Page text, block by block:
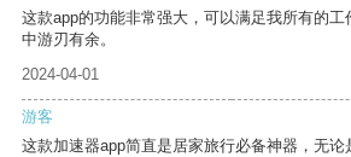
这款app的功能非常强大，可以满足我所有的
中游刃有余。
2024-04-01
游客
这款加速器app简直是居家旅行必备神器，无